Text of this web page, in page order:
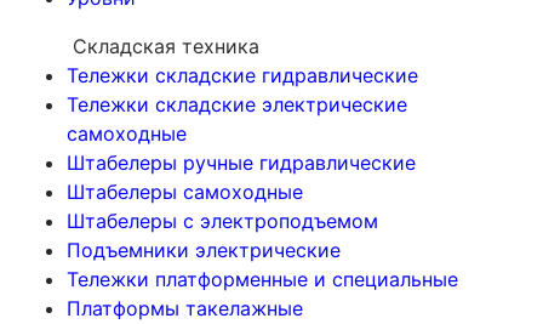
Складская техника
Тележки складские гидравлические
Тележки складские электрические
самоходные
Штабелеры ручные гидравлические
Штабелеры самоходные
Штабелеры с электроподъемом
Подъемники электрические
Тележки платформенные и специальные
Платформы такелажные